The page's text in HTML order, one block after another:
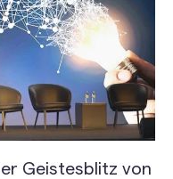
Geistesblitz von